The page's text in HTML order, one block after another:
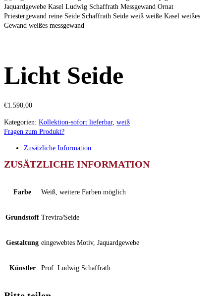
Licht Seide
€1.590,00
Kategorien: Kollektion-sofort lieferbar, weiß
Fragen zum Produkt?
Zusätzliche Information
ZUSÄTZLICHE INFORMATION
Farbe Weiß, weitere Farben möglich
Grundstoff Trevira/Seide
Gestaltung eingewebtes Motiv, Jaquardgewebe
Künstler Prof. Ludwig Schaffrath